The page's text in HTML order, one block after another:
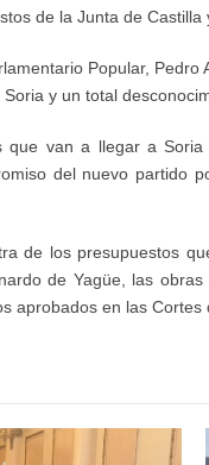
de la Junta de
Popular,
y un total
que van a llegar a
del nuevo partido
de los presupuestos
de Yagüe, las
aprobados en las